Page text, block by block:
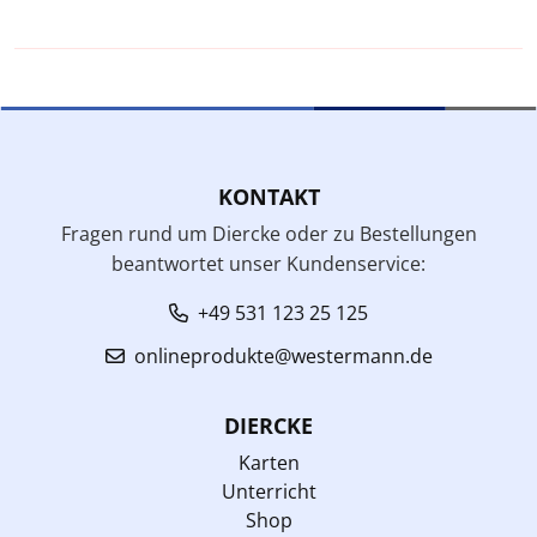
KONTAKT
Fragen rund um Diercke oder zu Bestellungen
beantwortet unser Kundenservice:
+49 531 123 25 125
onlineprodukte@westermann.de
DIERCKE
Karten
Unterricht
Shop